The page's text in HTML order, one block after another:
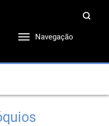
Navegação